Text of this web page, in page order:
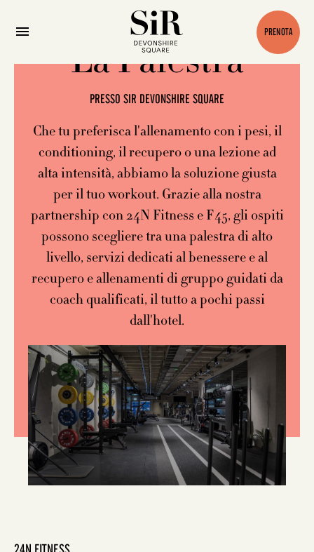
PRENOTA
La Palestra
PRESSO SIR DEVONSHIRE SQUARE
Che tu preferisca l'allenamento con i pesi, il
conditioning, il recupero o una lezione ad
alta intensità, abbiamo la soluzione giusta
per il tuo workout. Grazie alla nostra
partnership con 24N Fitness e F45, gli ospiti
possono scegliere tra una palestra di alto
livello, servizi dedicati al benessere e al
recupero e allenamenti di gruppo guidati da
coach qualificati, il tutto a pochi passi
dall'hotel.